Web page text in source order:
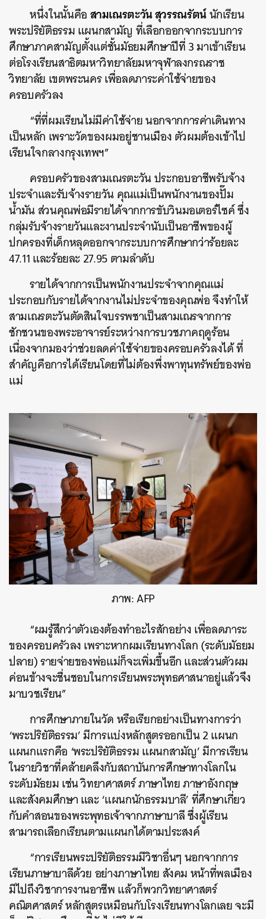
หนึ่งในนั้นคือสามเณรตะวัน สุวรรณรัตน์นักเรียน
พระปริยัติธรรม แผนกสามัญ ที่เลือกออกจากระบบการ
ศึกษาภาคสามัญตั้งแต่ชั้นมัธยมศึกษาปีที่ 3 มาเข้าเรียน
ต่อโรงเรียนสาธิตมหาวิทยาลัยมหาจุฬาลงกรณราช
วิทยาลัย เขตพระนคร เพื่อลดภาระค่าใช้จ่ายของ
ครอบครัวลง
“ที่ที่ผมเรียนไม่มีค่าใช้จ่าย นอกจากการค่าเดินทาง
เป็นหลัก เพราะวัดของผมอยู่ชานเมือง ตัวผมต้องเข้าไป
เรียนใจกลางกรุงเทพฯ”
ครอบครัวของสามเณรตะวัน ประกอบอาชีพรับจ้าง
ประจำและรับจ้างรายวัน คุณแม่เป็นพนักงานของปั๊ม
น้ำมัน ส่วนคุณพ่อมีรายได้จากการขับวินมอเตอร์ไซค์ ซึ่ง
กลุ่มรับจ้างรายวันและงานประจำนับเป็นอาชีพของผู้
ปกครองที่เด็กหลุดออกจากระบบการศึกษากว่าร้อยละ
47.11 และร้อยละ 27.95 ตามลำดับ
รายได้จากการเป็นพนักงานประจำจากคุณแม่
ประกอบกับรายได้จากงานไม่ประจำของคุณพ่อ จึงทำให้
สามเณรตะวันตัดสินใจบรรพชาเป็นสามเณรจากการ
ชักชวนของพระอาจารย์ระหว่างการบวชภาคฤดูร้อน
เนื่องจากมองว่าช่วยลดค่าใช้จ่ายของครอบครัวลงได้ ที่
สำคัญคือการได้เรียนโดยที่ไม่ต้องพึ่งพาทุนทรัพย์ของพ่อ
แม่
ภาพ: AFP
“ผมรู้สึกว่าตัวเองต้องทำอะไรสักอย่าง เพื่อลดภาระ
ของครอบครัวลง เพราะหากผมเรียนทางโลก (ระดับมัธยม
ปลาย) รายจ่ายของพ่อแม่ก็จะเพิ่มขึ้นอีก และส่วนตัวผม
ค่อนข้างจะชื่นชอบในการเรียนพระพุทธศาสนาอยู่แล้วจึง
มาบวชเรียน”
การศึกษาภายในวัด หรือเรียกอย่างเป็นทางการว่า
‘พระปริยัติธรรม’ มีการแบ่งหลักสูตรออกเป็น 2 แผนก
แผนกแรกคือ ‘พระปริยัติธรรม แผนกสามัญ’ มีการเรียน
ในรายวิชาที่คล้ายคลึงกับสถาบันการศึกษาทางโลกใน
ระดับมัธยม เช่น วิทยาศาสตร์ ภาษาไทย ภาษาอังกฤษ
และสังคมศึกษา และ ‘แผนกนักธรรมบาลี’ ที่ศึกษาเกี่ยว
กับคำสอนของพระพุทธเจ้าจากภาษาบาลี ซึ่งผู้เรียน
สามารถเลือกเรียนตามแผนกได้ตามประสงค์
“การเรียนพระปริยัติธรรมมีวิชาอื่นๆ นอกจากการ
เรียนภาษาบาลีด้วย อย่างภาษาไทย สังคม หน้าที่พลเมือง
มีไปถึงวิชาการงานอาชีพ แล้วก็พวกวิทยาศาสตร์
คณิตศาสตร์ หลักสูตรเหมือนกับโรงเรียนทางโลกเลย จะมี